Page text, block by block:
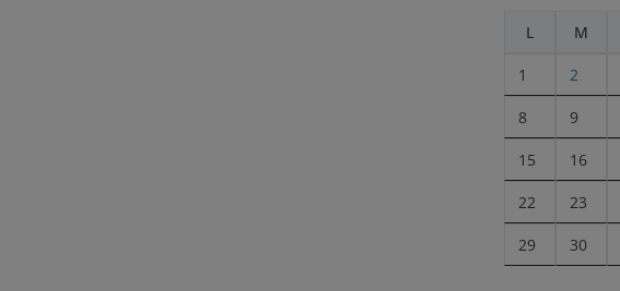
L
M
1 2
8 9
15 16
22 23
29 30